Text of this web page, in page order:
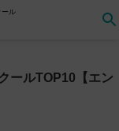
ール
ールTOP10【エン